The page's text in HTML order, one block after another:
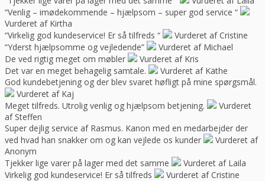
“Venlig – imødekommende – hjælpsom – super god service “
Vurderet af Kirtha
“Virkelig god kundeservice! Er så tilfreds “
Vurderet af Cristine
“Yderst hjælpsomme og vejledende”
Vurderet af Michael
De ved rigtig meget om møbler
Vurderet af Kris
Det var en meget behagelig samtale.
Vurderet af Käthe
God kundebetjening og der blev svaret høfligt på mine spørgsmål.
Vurderet af Kaj
Meget tilfreds. Utrolig venlig og hjælpsom betjening.
Vurderet
af Steffen
Super dejlig service af Rasmus. Kanon med en medarbejder der
ved hvad han snakker om og kan vejlede os kunder
Vurderet af
Anonym
Tjekker lige varer på lager med det samme
Vurderet af Laila
Virkelig god kundeservice! Er så tilfreds
Vurderet af Cristine